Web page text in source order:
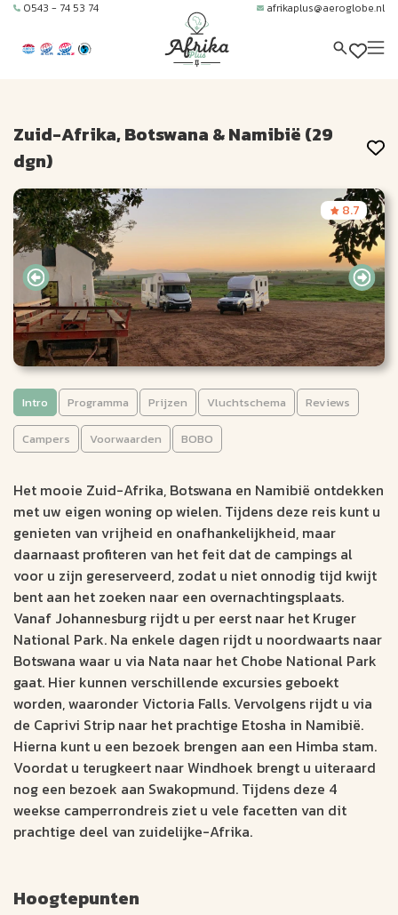
0543 - 74 53 74 afrikaplus@aeroglobe.nl
Zuid-Afrika, Botswana & Namibië (29
dgn)
8.7
Zuid-Afrika, Botswana &
Namibië (29 dgn)
Johannesburg
29 dagen
Windhoek
Aantal km: ± 4500
Slapen op restcamps midden in het Krugerpark
Zie de vele olifanten in Chobe Nat. Park en bezoek Victoria
Falls in Zimbabwe
Aanschouw het wild bij waterdrinkplaatsen in Etosha
v.a. € 5181
Bekijk data &
prijzen
Offerte op
Intro Programma Prijzen Vluchtschema Reviews
Campers Voorwaarden BOBO
Het mooie Zuid-Afrika, Botswana en Namibië ontdekken
met uw eigen woning op wielen. Tijdens deze reis kunt u
genieten van vrijheid en onafhankelijkheid, maar
daarnaast profiteren van het feit dat de campings al
voor u zijn gereserveerd, zodat u niet onnodig tijd kwijt
bent aan het zoeken naar een overnachtingsplaats.
Vanaf Johannesburg rijdt u per eerst naar het Kruger
National Park. Na enkele dagen rijdt u noordwaarts naar
Botswana waar u via Nata naar het Chobe National Park
gaat. Hier kunnen verschillende excursies geboekt
worden, waaronder Victoria Falls. Vervolgens rijdt u via
de Caprivi Strip naar het prachtige Etosha in Namibië.
Hierna kunt u een bezoek brengen aan een Himba stam.
Voordat u terugkeert naar Windhoek brengt u uiteraard
nog een bezoek aan Swakopmund. Tijdens deze 4
weekse camperrondreis ziet u vele facetten van dit
prachtige deel van zuidelijke-Afrika.
Hoogtepunten